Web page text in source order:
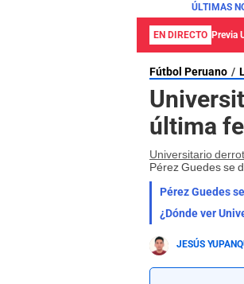
ÚLTIMAS
EN DIRECTO Previa
Fútbol Peruano
última
Universitario
Pérez Guedes se
Pérez Guedes
¿Dónde ver
JESÚS